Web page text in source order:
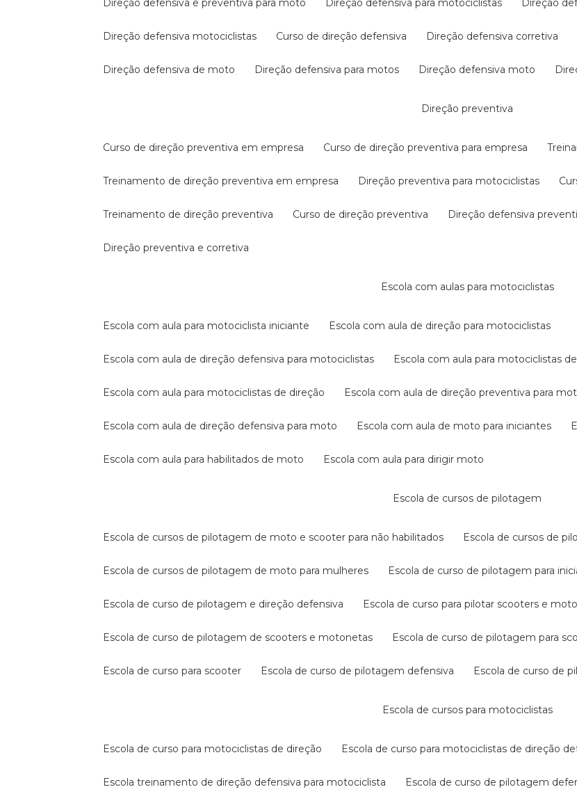
direção defensiva e preventiva para moto direção defensiva para motociclistas direção
direção defensiva motociclistas curso de direção defensiva direção defensiva corretiva
direção defensiva de moto direção defensiva para motos direção defensiva moto
direção preventiva
curso de direção preventiva em empresa curso de direção preventiva para empresa
treinamento de direção preventiva em empresa direção preventiva para motociclistas
treinamento de direção preventiva curso de direção preventiva direção defensiva
direção preventiva e corretiva
escola com aulas para motociclistas
escola com aula para motociclista iniciante escola com aula de direção para motociclistas
escola com aula de direção defensiva para motociclistas escola com aula para motociclistas
escola com aula para motociclistas de direção escola com aula de direção preventiva para
escola com aula de direção defensiva para moto escola com aula de moto para iniciantes
escola com aula para habilitados de moto escola com aula para dirigir moto
escola de cursos de pilotagem
escola de cursos de pilotagem de moto e scooter para não habilitados escola de cursos de
escola de cursos de pilotagem de moto para mulheres escola de curso de pilotagem para
escola de curso de pilotagem e direção defensiva escola de curso para pilotar scooters e
escola de curso de pilotagem de scooters e motonetas escola de curso de pilotagem para
escola de curso para scooter escola de curso de pilotagem defensiva escola de curso de
escola de cursos para motociclistas
escola de curso para motociclistas de direção escola de curso para motociclistas de direção
escola treinamento de direção defensiva para motociclista escola de curso de pilotagem